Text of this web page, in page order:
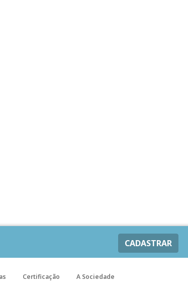
CADASTRAR
Certificação
A Sociedade